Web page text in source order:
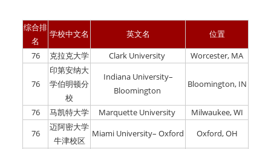
综合排
名
学校中文名 英文名
位置
76
克拉克大学 Clark University Worcester, MA
76
印第安纳大
学伯明顿分
校
Indiana University–
Bloomington
Bloomington, IN
76 马凯特大学 Marquette University
Milwaukee, WI
76
迈阿密大学
牛津校区
Miami University– Oxford Oxford, OH